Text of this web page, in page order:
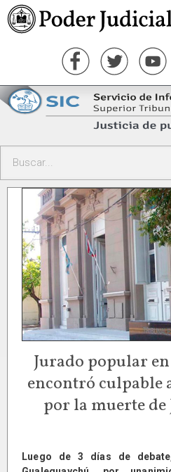
Jurado popular
encontró culpable
por la muerte
Luego de 3 días de